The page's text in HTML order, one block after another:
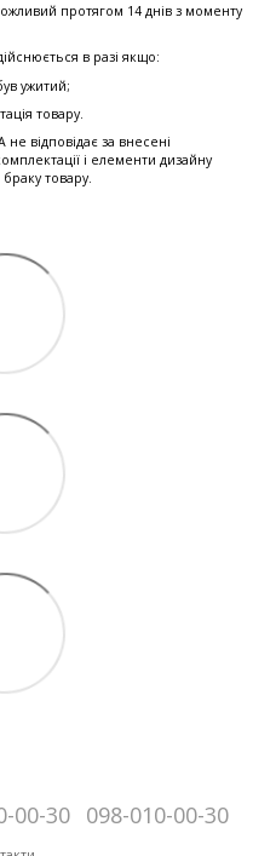
протягом 14 днів з моменту
в разі якщо:
ужитий;
товару.
не відповідає за внесені
і елементи дизайну
товару.
00-30 098-010-00-30